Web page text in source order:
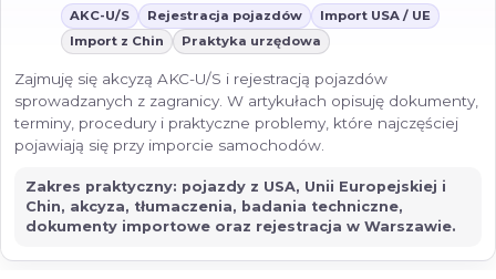
AKC-U/S Rejestracja pojazdów
Import USA / UE
Import z Chin
Praktyka urzędowa
Zajmuję się akcyzą AKC-U/S i rejestracją pojazdów
sprowadzanych z zagranicy. W artykułach opisuję dokumenty,
terminy, procedury i praktyczne problemy, które najczęściej
pojawiają się przy imporcie samochodów.
Zakres praktyczny: pojazdy z USA, Unii Europejskiej i
Chin, akcyza, tłumaczenia, badania techniczne,
dokumenty importowe oraz rejestracja w Warszawie.